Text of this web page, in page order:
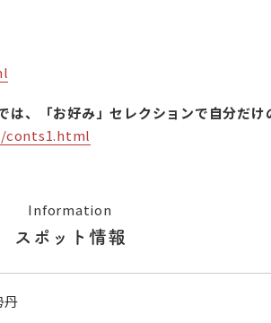
は、「お好み」セレクションで自分だけ
Information
スポット情報
丹